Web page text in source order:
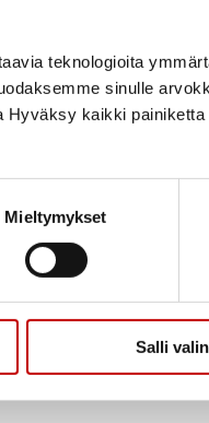
teknologioita
sinulle
Hyväksy kaikki
Mieltymykset
Salli